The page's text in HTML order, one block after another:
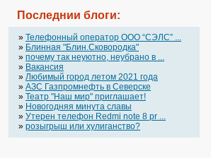
Последнии блоги:
» Телефонный оператор OOO “СЭЛС” ...
» Блинная "Блин.Сковородка"
» почему так неуютно, неубрано в ...
» Вакансия
» Любимый город летом 2021 года
» АЗС Газпромнефть в Северске
» Театр "Наш мир" приглашает!
» Новогодняя минута славы
» Утерен телефон Redmi note 8 pr ...
» розыгрыш или хулиганство?